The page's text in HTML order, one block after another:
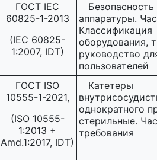
ГОСТ IEC
60825-1-2013
(IEC 60825-
1:2007, IDT)
аппаратуры.
Классификация
оборудования,
руководство
пользователей
ГОСТ ISO
10555-1-2021,
(ISO 10555-
1:2013 +
Amd.1:2017, IDT)
Катетеры
однократного
стерильные.
требования